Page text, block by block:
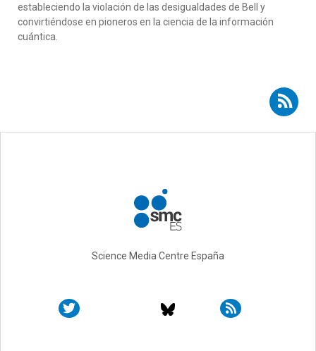
estableciendo la violación de las desigualdades de Bell y
convirtiéndose en pioneros en la ciencia de la información
cuántica.
Suscribirse a RSS - Gloria Platero
Science Media Centre España